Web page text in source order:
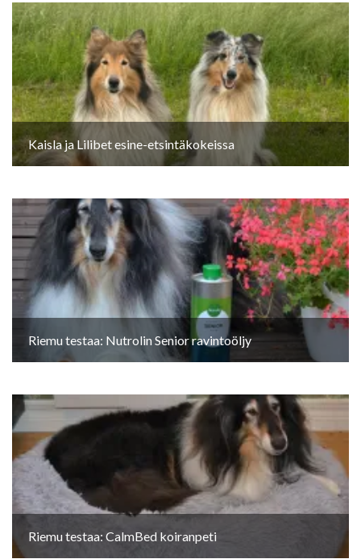
Kaisla ja Lilibet esine-etsintäkokeissa
Riemu testaa: Nutrolin Senior ravintoöljy
Riemu testaa: CalmBed koiranpeti